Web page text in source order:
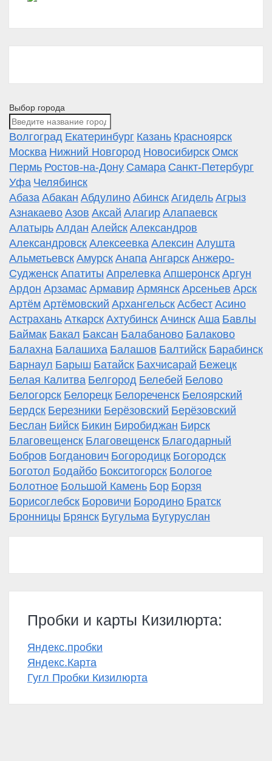
Выбор города
Волгоград Екатеринбург Казань Красноярск
Москва Нижний Новгород Новосибирск Омск
Пермь Ростов-на-Дону Самара Санкт-Петербург
Уфа Челябинск
Абаза Абакан Абдулино Абинск Агидель Агрыз
Азнакаево Азов Аксай Алагир Алапаевск
Алатырь Алдан Алейск Александров
Александровск Алексеевка Алексин Алушта
Альметьевск Амурск Анапа Ангарск Анжеро-
Судженск Апатиты Апрелевка Апшеронск Аргун
Ардон Арзамас Армавир Армянск Арсеньев Арск
Артём Артёмовский Архангельск Асбест Асино
Астрахань Аткарск Ахтубинск Ачинск Аша Бавлы
Баймак Бакал Баксан Балабаново Балаково
Балахна Балашиха Балашов Балтийск Барабинск
Барнаул Барыш Батайск Бахчисарай Бежецк
Белая Калитва Белгород Белебей Белово
Белогорск Белорецк Белореченск Белоярский
Бердск Березники Берёзовский Берёзовский
Беслан Бийск Бикин Биробиджан Бирск
Благовещенск Благовещенск Благодарный
Бобров Богданович Богородицк Богородск
Боготол Бодайбо Бокситогорск Бологое
Болотное Большой Камень Бор Борзя
Борисоглебск Боровичи Бородино Братск
Бронницы Брянск Бугульма Бугуруслан
Пробки и карты Кизилюрта:
Яндекс.пробки
Яндекс.Карта
Гугл Пробки Кизилюрта